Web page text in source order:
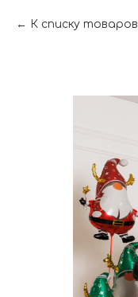
К списку товаров